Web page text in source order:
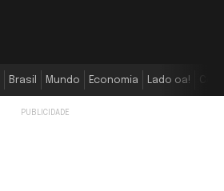
Brasil Mundo Economia Lado oa!